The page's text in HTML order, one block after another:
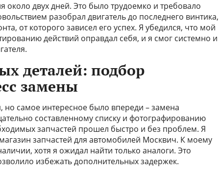
около двух дней. Это было трудоемко и требовало
разобрал двигатель до последнего винтика,
от которого зависел его успех. Я убедился, что мой
действий оправдал себя, и я смог системно и
деталей: подбор
замены
но самое интересное было впереди – замена
составленному списку и фотографированию
запчастей прошел быстро и без проблем. Я
запчастей для автомобилей Москвич. К моему
хотя я ожидал найти только аналоги. Это
избежать дополнительных задержек.